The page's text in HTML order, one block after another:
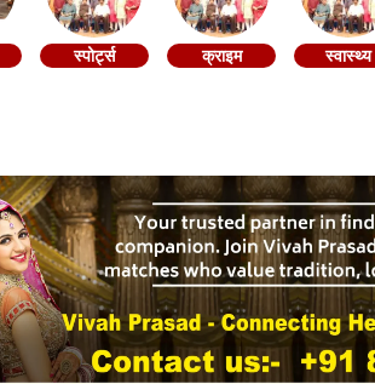
स्पोर्ट्स क्राइम स्वास्थ्य